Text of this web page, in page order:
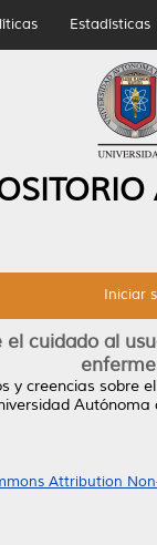
Estadísticas
Iniciar
cuidado al
y creencias sobre
Autónoma
Attribution